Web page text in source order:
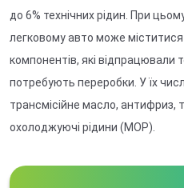
до 6% технічних рідин. При
легковому авто може міститися
компонентів, які відпрацювали
потребують переробки. У їх
трансмісійне масло, антифриз,
охолоджуючі рідини (МОР).